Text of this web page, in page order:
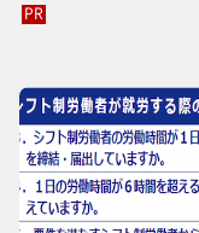
PR